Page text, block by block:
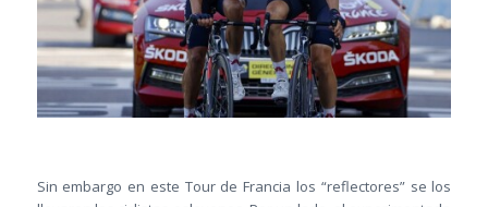
Sin embargo en este Tour de Francia los “reflectores” se los